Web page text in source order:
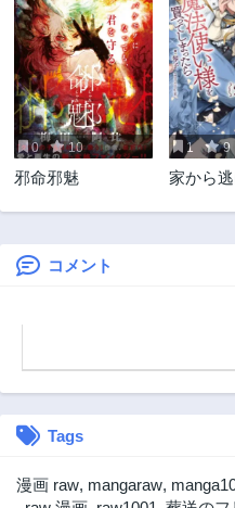
1年前
第19.2話
1年前
第18.5話
1年前
第18.3話
1年前
第18.1話
第17.2話
第15.4話
第15.2話
0 10
邪命邪魅
1 9
家から
様を買
コメント
Tags
漫画 raw, mangaraw,